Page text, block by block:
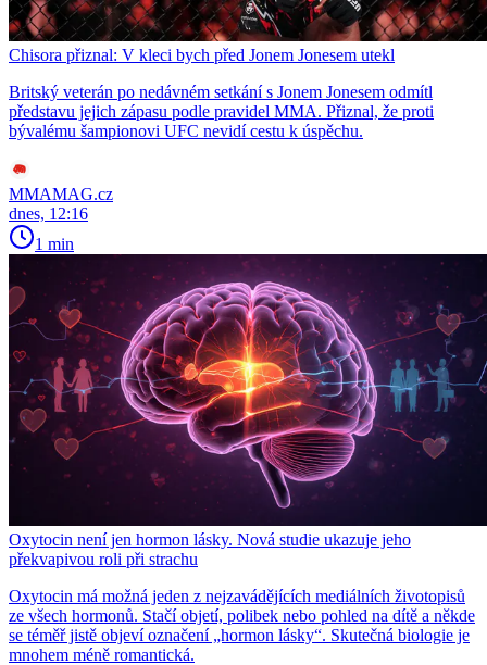
Chisora přiznal: V kleci bych před Jonem Jonesem utekl
Britský veterán po nedávném setkání s Jonem Jonesem odmítl
představu jejich zápasu podle pravidel MMA. Přiznal, že proti
bývalému šampionovi UFC nevidí cestu k úspěchu.
MMAMAG.cz
dnes, 12:16
1 min
Oxytocin není jen hormon lásky. Nová studie ukazuje jeho
překvapivou roli při strachu
Oxytocin má možná jeden z nejzavádějících mediálních životopisů
ze všech hormonů. Stačí objetí, polibek nebo pohled na dítě a někde
se téměř jistě objeví označení „hormon lásky“. Skutečná biologie je
mnohem méně romantická.